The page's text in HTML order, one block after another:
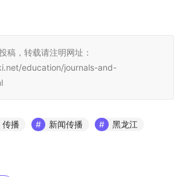
稿，转载请注明网址：
education/journals-and-
传播 新闻传播
黑龙江